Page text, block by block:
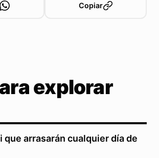
Copiar
explorar
que arrasarán cualquier día de